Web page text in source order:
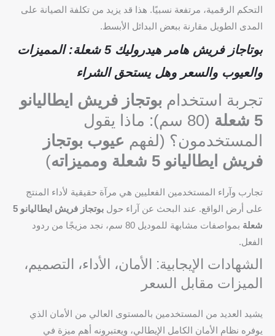
التحكم الرقمية، مرتفعة نسبيًا. هذا قد يزيد من تكلفة الصيانة على
المدى الطويل مقارنة ببعض البدائل الأبسط.
بوتاجاز فريش هامر هيدروليك 5 شعلة: المميزات
والعيوب والسعر وهل يستحق الشراء
تجربة استخدام بوتجاز فريش ايطاليانو
5 شعلة
(80 سم): ماذا يقول
المستخدمون؟ (لفهم عيوب بوتجاز
فريش ايطاليانو 5 شعلة ومميزاته
)
تجارب وآراء المستخدمين الفعليين هي مرآة حقيقية لأداء المنتج
على أرض الواقع. عند البحث عن آراء حول
بوتجاز فريش ايطاليانو 5
شعلة
بمواصفات مشابهة للموديل 80 سم، نجد مزيجًا من ردود
الفعل.
الشهادات الإيجابية: الأمان، الأداء، التصميم،
الميزات مقابل السعر
يشيد العديد من المستخدمين بالمستوى العالي من الأمان الذي
يوفره نظام الأمان الكامل الإيطالي، ويعتبرونه أهم ميزة في